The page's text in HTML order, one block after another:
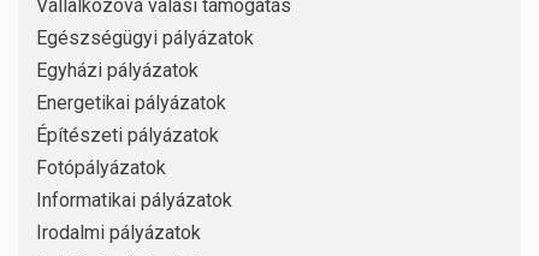
Vállalkozóvá válási támogatás
Egészségügyi pályázatok
Egyházi pályázatok
Energetikai pályázatok
Építészeti pályázatok
Fotópályázatok
Informatikai pályázatok
Irodalmi pályázatok